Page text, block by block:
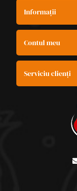
Informații
Contul meu
Serviciu clienți